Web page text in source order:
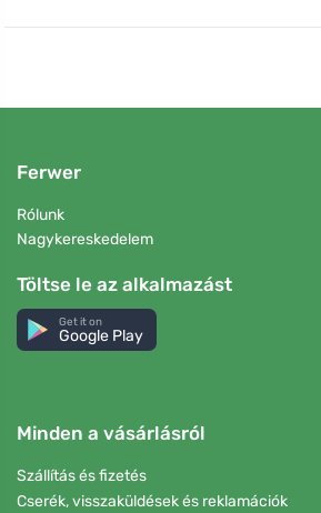
Ferwer
Rólunk
Nagykereskedelem
Töltse le az alkalmazást
Get it on
Google Play
Minden a vásárlásról
Szállítás és fizetés
Cserék, visszaküldések és reklamációk